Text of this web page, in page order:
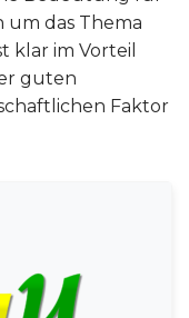
um das Thema
klar im Vorteil
guten
Faktor